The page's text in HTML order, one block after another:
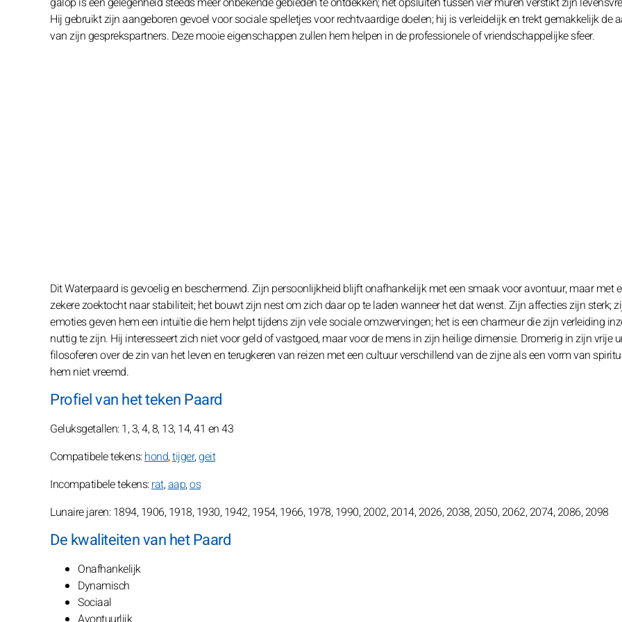
Hij gebruikt zijn aangeboren gevoel voor sociale spelletjes voor rechtvaardige doelen; hij is verleidelijk en trekt gemakkelijk de
van zijn gesprekspartners. Deze mooie eigenschappen zullen hem helpen in de professionele of vriendschappelijke sfeer.
Dit Waterpaard is gevoelig en beschermend. Zijn persoonlijkheid blijft onafhankelijk met een smaak voor avontuur, maar met
zekere zoektocht naar stabiliteit; het bouwt zijn nest om zich daar op te laden wanneer het dat wenst. Zijn affecties zijn sterk;
emoties geven hem een intuïtie die hem helpt tijdens zijn vele sociale omzwervingen; het is een charmeur die zijn verleiding
nuttig te zijn. Hij interesseert zich niet voor geld of vastgoed, maar voor de mens in zijn heilige dimensie. Dromerig in zijn vrije
filosoferen over de zin van het leven en terugkeren van reizen met een cultuur verschillend van de zijne als een vorm van
hem niet vreemd.
Profiel van het teken Paard
Geluksgetallen: 1, 3, 4, 8, 13, 14, 41 en 43
Compatibele tekens:hond,tijger,geit
Incompatibele tekens:rat,aap,os
Lunaire jaren: 1894, 1906, 1918, 1930, 1942, 1954, 1966, 1978, 1990, 2002, 2014, 2026, 2038, 2050, 2062, 2074, 2086, 2098
De kwaliteiten van het Paard
Onafhankelijk
Dynamisch
Sociaal